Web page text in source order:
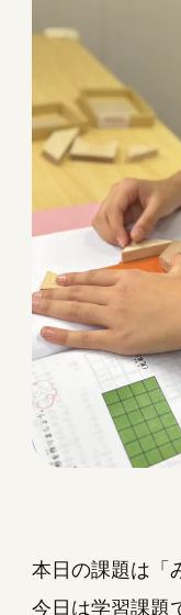
本日の課題は「
今日は学習課題